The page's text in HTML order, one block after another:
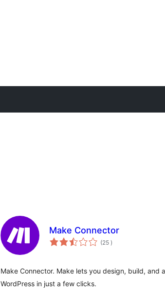
Make Connector
(25 aantal
beoordelingen
)
Make Connector. Make lets you design, build, and
WordPress in just a few clicks.